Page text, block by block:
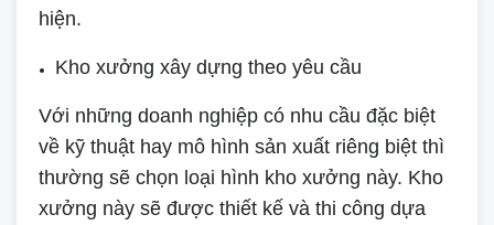
hiện.
Kho xưởng xây dựng theo yêu cầu
Với những doanh nghiệp có nhu cầu đặc biệt
về kỹ thuật hay mô hình sản xuất riêng biệt thì
thường sẽ chọn loại hình kho xưởng này. Kho
xưởng này sẽ được thiết kế và thi công dựa